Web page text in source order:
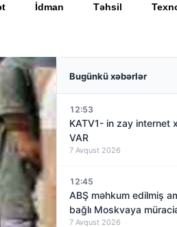
İdman Təhsil
Bugünkü xəbərlər
12:53
KATV1- in zay internet
VAR
7 Avqust 2026
12:45
ABŞ məhkum edilmiş
bağlı Moskvaya
7 Avqust 2026